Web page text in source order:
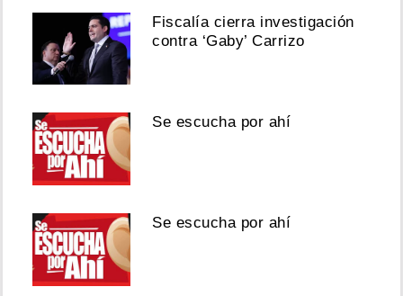
Fiscalía cierra investigación
contra ‘Gaby’ Carrizo
Se escucha por ahí
Se escucha por ahí